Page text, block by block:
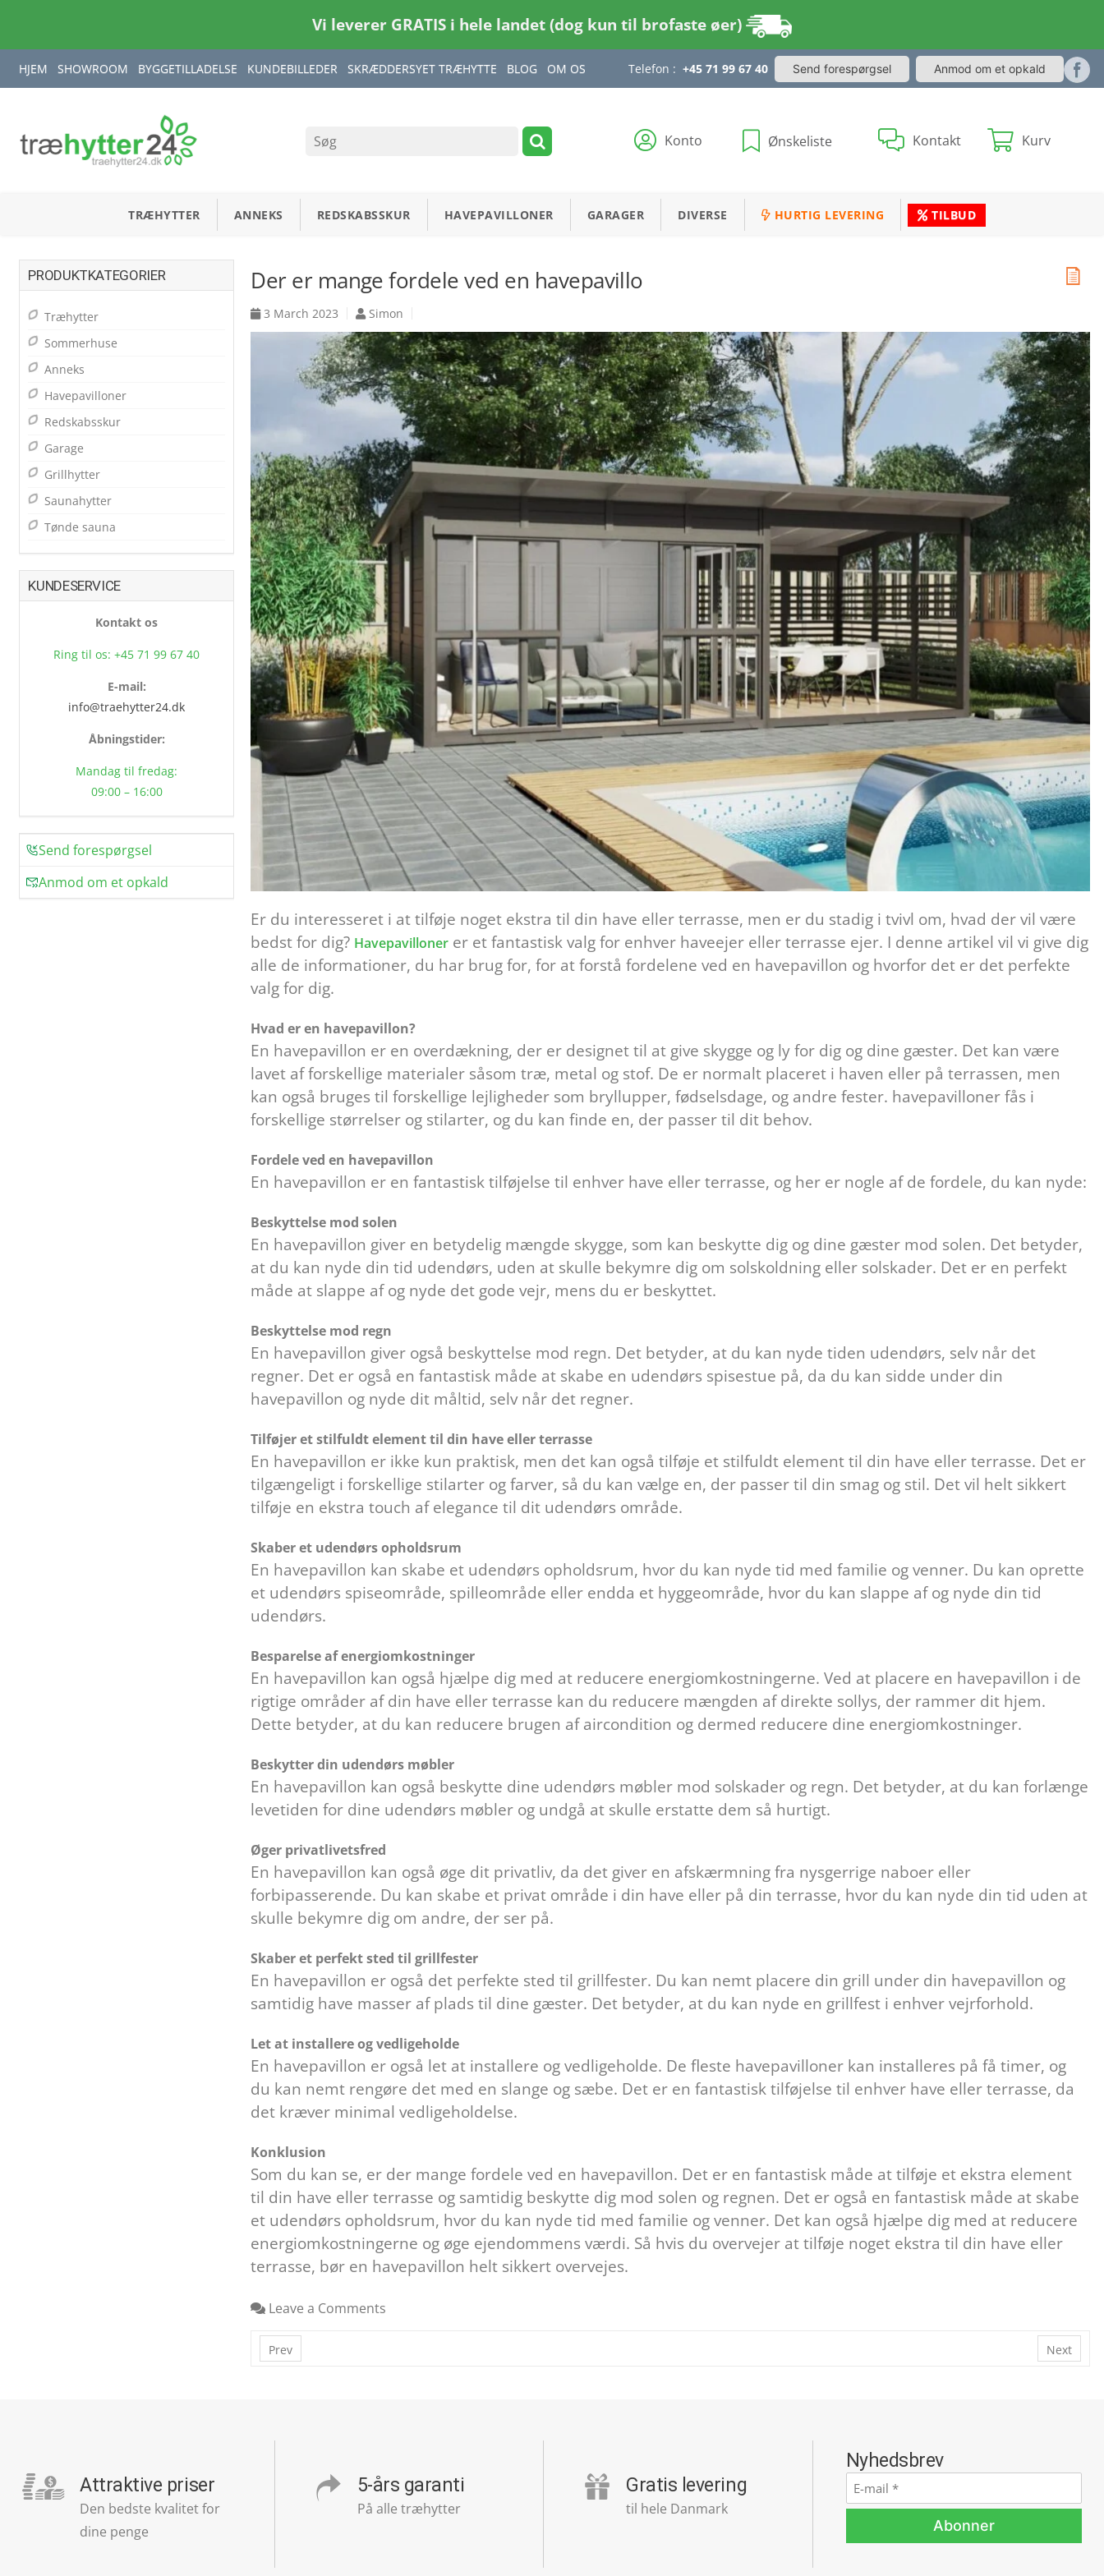
Vi leverer GRATIS i hele landet (dog kun til brofaste øer)
HJEM SHOWROOM BYGGETILLADELSE KUNDEBILLEDER SKRÆDDERSYET TRÆHYTTE BLOG OM OS Telefon : +45 71 99 67 40 Send forespørgsel Anmod om et opkald
Konto Ønskeliste Kontakt Kurv
TRÆHYTTER ANNEKS REDSKABSSKUR HAVEPAVILLONER GARAGER DIVERSE HURTIG LEVERING TILBUD
Der er mange fordele ved en havepavillo
3 March 2023 Simon
Er du interesseret i at tilføje noget ekstra til din have eller terrasse, men er du stadig i tvivl om, hvad der vil være
bedst for dig? Havepavilloner er et fantastisk valg for enhver haveejer eller terrasse ejer. I denne artikel vil vi give dig
alle de informationer, du har brug for, for at forstå fordelene ved en havepavillon og hvorfor det er det perfekte
valg for dig.
Hvad er en havepavillon?
En havepavillon er en overdækning, der er designet til at give skygge og ly for dig og dine gæster. Det kan være
lavet af forskellige materialer såsom træ, metal og stof. De er normalt placeret i haven eller på terrassen, men
kan også bruges til forskellige lejligheder som bryllupper, fødselsdage, og andre fester. havepavilloner fås i
forskellige størrelser og stilarter, og du kan finde en, der passer til dit behov.
Fordele ved en havepavillon
En havepavillon er en fantastisk tilføjelse til enhver have eller terrasse, og her er nogle af de fordele, du kan nyde:
Beskyttelse mod solen
En havepavillon giver en betydelig mængde skygge, som kan beskytte dig og dine gæster mod solen. Det betyder,
at du kan nyde din tid udendørs, uden at skulle bekymre dig om solskoldning eller solskader. Det er en perfekt
måde at slappe af og nyde det gode vejr, mens du er beskyttet.
Beskyttelse mod regn
En havepavillon giver også beskyttelse mod regn. Det betyder, at du kan nyde tiden udendørs, selv når det
regner. Det er også en fantastisk måde at skabe en udendørs spisestue på, da du kan sidde under din
havepavillon og nyde dit måltid, selv når det regner.
Tilføjer et stilfuldt element til din have eller terrasse
En havepavillon er ikke kun praktisk, men det kan også tilføje et stilfuldt element til din have eller terrasse. Det er
tilgængeligt i forskellige stilarter og farver, så du kan vælge en, der passer til din smag og stil. Det vil helt sikkert
tilføje en ekstra touch af elegance til dit udendørs område.
Skaber et udendørs opholdsrum
En havepavillon kan skabe et udendørs opholdsrum, hvor du kan nyde tid med familie og venner. Du kan oprette
et udendørs spiseområde, spilleområde eller endda et hyggeområde, hvor du kan slappe af og nyde din tid
udendørs.
Besparelse af energiomkostninger
En havepavillon kan også hjælpe dig med at reducere energiomkostningerne. Ved at placere en havepavillon i de
rigtige områder af din have eller terrasse kan du reducere mængden af direkte sollys, der rammer dit hjem.
Dette betyder, at du kan reducere brugen af aircondition og dermed reducere dine energiomkostninger.
Beskytter din udendørs møbler
En havepavillon kan også beskytte dine udendørs møbler mod solskader og regn. Det betyder, at du kan forlænge
levetiden for dine udendørs møbler og undgå at skulle erstatte dem så hurtigt.
Øger privatlivetsfred
En havepavillon kan også øge dit privatliv, da det giver en afskærmning fra nysgerrige naboer eller
forbipasserende. Du kan skabe et privat område i din have eller på din terrasse, hvor du kan nyde din tid uden at
skulle bekymre dig om andre, der ser på.
Skaber et perfekt sted til grillfester
En havepavillon er også det perfekte sted til grillfester. Du kan nemt placere din grill under din havepavillon og
samtidig have masser af plads til dine gæster. Det betyder, at du kan nyde en grillfest i enhver vejrforhold.
Let at installere og vedligeholde
En havepavillon er også let at installere og vedligeholde. De fleste havepavilloner kan installeres på få timer, og
du kan nemt rengøre det med en slange og sæbe. Det er en fantastisk tilføjelse til enhver have eller terrasse, da
det kræver minimal vedligeholdelse.
Konklusion
Som du kan se, er der mange fordele ved en havepavillon. Det er en fantastisk måde at tilføje et ekstra element
til din have eller terrasse og samtidig beskytte dig mod solen og regnen. Det er også en fantastisk måde at skabe
et udendørs opholdsrum, hvor du kan nyde tid med familie og venner. Det kan også hjælpe dig med at reducere
energiomkostningerne og øge ejendommens værdi. Så hvis du overvejer at tilføje noget ekstra til din have eller
terrasse, bør en havepavillon helt sikkert overvejes.
Leave a Comments
Prev Next
PRODUKTKATEGORIER
Træhytter
Sommerhuse
Anneks
Havepavilloner
Redskabsskur
Garage
Grillhytter
Saunahytter
Tønde sauna
KUNDESERVICE
Kontakt os
Ring til os: +45 71 99 67 40
E-mail:
info@traehytter24.dk
Åbningstider:
Mandag til fredag:
09:00 – 16:00
Send forespørgsel
Anmod om et opkald
Attraktive priser
Den bedste kvalitet for
dine penge
5-års garanti
På alle træhytter
Gratis levering
til hele Danmark
Nyhedsbrev
E-
mail*
Abonner